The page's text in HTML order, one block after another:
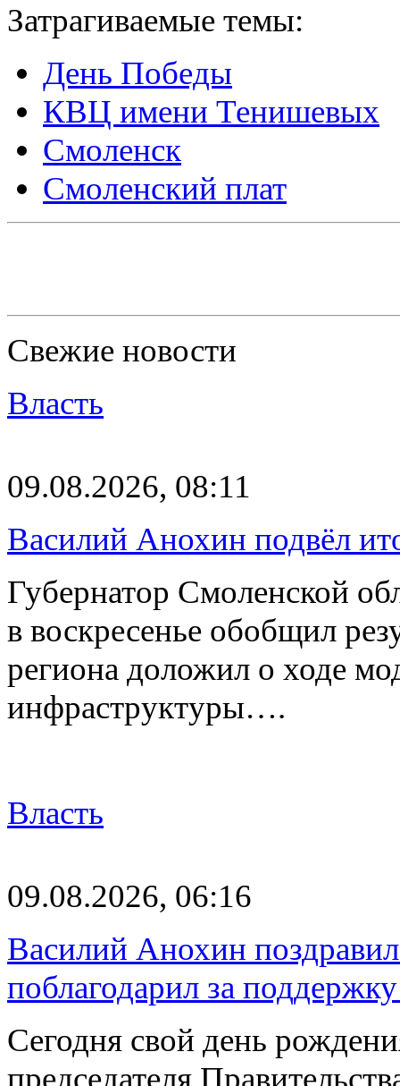
Затрагиваемые темы:
День Победы
КВЦ имени Тенишевых
Смоленск
Смоленский плат
Свежие новости
Власть
09.08.2026, 08:11
Василий Анохин подвёл
Губернатор Смоленской
в воскресенье обобщил
региона доложил о ходе
инфраструктуры….
Власть
09.08.2026, 06:16
Василий Анохин
поблагодарил за
Сегодня свой день
председателя